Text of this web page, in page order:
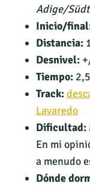
Adige/
Inicio/
Distancia:
Desnivel:
Tiempo:
Track:
Lavaredo
Dificultad:
En mi
a menudo
Dónde